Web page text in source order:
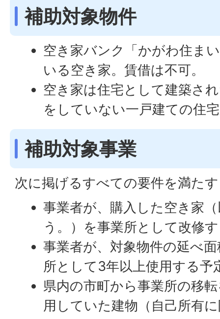
補助対象物件
空き家バンク「かがわ住ま
いる空き家。賃借は不可。
空き家は住宅として建築さ
をしていない一戸建ての住
補助対象事業
次に掲げるすべての要件を満た
事業者が、購入した空き家
う。）を事業所として改修
事業者が、対象物件の延べ
所として3年以上使用する予
県内の市町から事業所の移
用していた建物（自己所有